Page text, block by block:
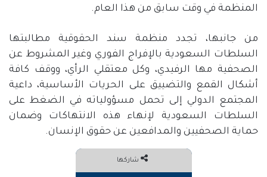
المنظمة في وقت سابق من هذا العام.
من جانبها، تجدد منظمة سند الحقوقية مطالبتها
السلطات السعودية بالإفراج الفوري وغير المشروط عن
الصحفية مها الرفيدي، وكل معتقلي الرأي، ووقف كافة
أشكال القمع والتضييق على الحريات الأساسية، داعية
المجتمع الدولي إلى تحمل مسؤولياته في الضغط على
السلطات السعودية لإنهاء هذه الانتهاكات وضمان
حماية الصحفيين والمدافعين عن حقوق الإنسان.
شاركها
فيسبوك تويتر مشاركة عبر البريد طباعة